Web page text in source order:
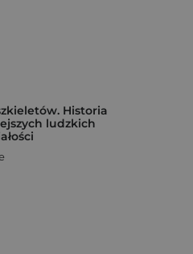
Historia
ludzkich